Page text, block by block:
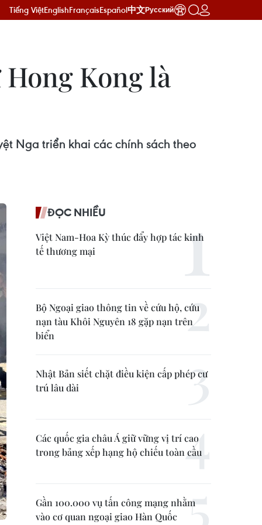
Tiếng ViệtEnglishFrançaisEspañol中文Русский
Kong là
Nga triển khai các chính sách theo
ĐỌC NHIỀU
Việt Nam-Hoa Kỳ thúc đẩy hợp tác kinh
tế thương mại
Bộ Ngoại giao thông tin về cứu hộ, cứu
nạn tàu Khôi Nguyên 18 gặp nạn trên
biển
Nhật Bản siết chặt điều kiện cấp phép cư
trú lâu dài
Các quốc gia châu Á giữ vững vị trí cao
trong bảng xếp hạng hộ chiếu toàn cầu
Gần 100.000 vụ tấn công mạng nhằm
vào cơ quan ngoại giao Hàn Quốc